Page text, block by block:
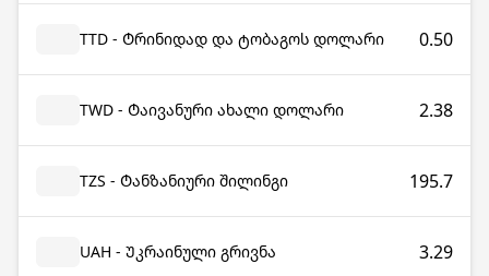
TTD - Ტრინიდად და ტობაგოს დოლარი 0.50
TWD - Ტაივანური ახალი დოლარი 2.38
TZS - Ტანზანიური შილინგი 195.7
UAH - Უკრაინული გრივნა 3.29